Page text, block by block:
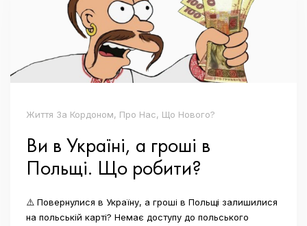
Життя За Кордоном, Про Нас, Що Нового?
Ви в Україні, а гроші в
Польщі. Що робити?
⚠️ Повернулися в Україну, а гроші в Польщі залишилися
на польській карті? Немає доступу до польського